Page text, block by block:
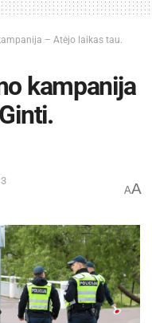
– Atėjo laikas tau.
kampanija
AA